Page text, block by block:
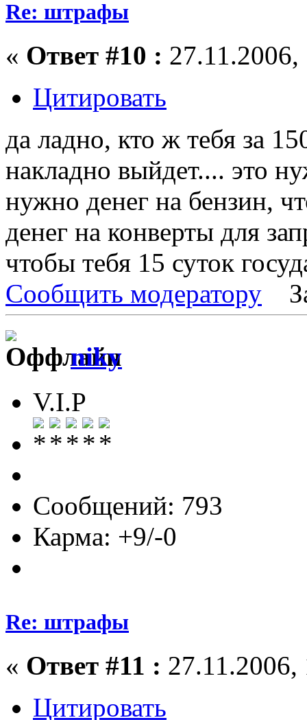
Re: штрафы
« Ответ #10 :
Цитировать
да ладно, кто ж тебя за
накладно выйдет.... это
нужно денег на бензин,
денег на конверты для
чтобы тебя 15 суток
Сообщить модератору
niky
V.I.P
Сообщений: 793
Карма: +9/-0
Re: штрафы
« Ответ #11 :
Цитировать